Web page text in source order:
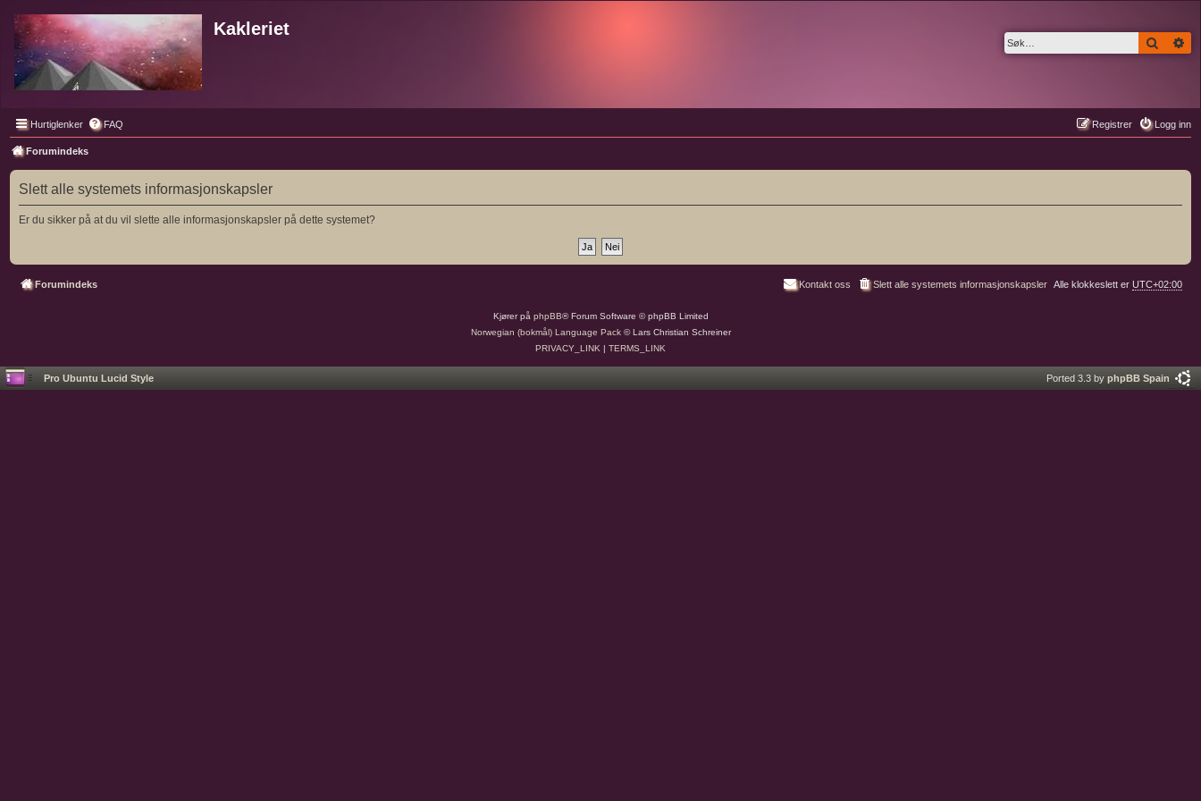
Kakleriet
Søk
Hurtiglenker FAQ Logg inn
Registrer
Forumindeks
Slett alle systemets informasjonskapsler
Er du sikker på at du vil slette alle informasjonskapsler på dette systemet?
Forumindeks Alle klokkeslett er UTC+02:00
Slett alle systemets informasjonskapsler
Kontakt oss
Kjører på phpBB® Forum Software © phpBB Limited
Norwegian (bokmål) Language Pack© Lars Christian Schreiner
PRIVACY_LINK | TERMS_LINK
Pro Ubuntu Lucid Style Ported 3.3 by phpBB Spain